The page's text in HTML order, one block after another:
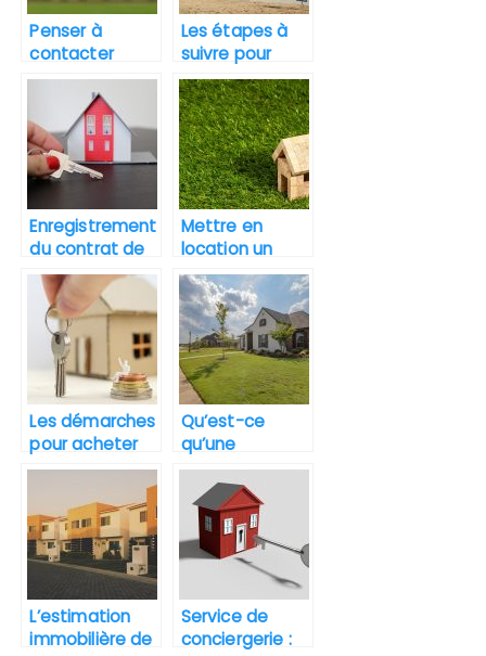
Penser à
contacter
plusieurs
agents
immobiliers
pour l’achat
d’un bien.
Les étapes à
suivre pour
vendre sa
maison
Enregistrement
du contrat de
location : à qui
cela profite-t-
il?
Mettre en
location un
bien immobilier.
Les démarches
pour acheter
une maison
dans Marseille.
Qu’est-ce
qu’une
estimation de
biens
immobiliers ?
L’estimation
immobilière de
Service de
conciergerie :